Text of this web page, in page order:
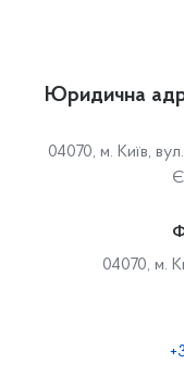
Юридична
04070, м. Київ,
04070, м.